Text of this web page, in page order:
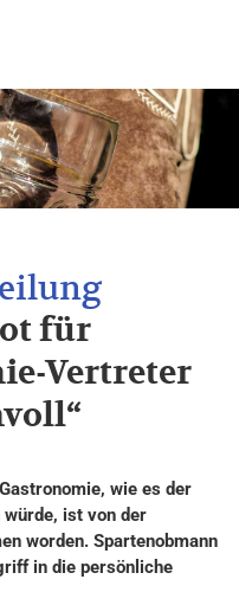
für
Vertreter
wie es der
ist von der
worden. Spartenobmann
in die persönliche